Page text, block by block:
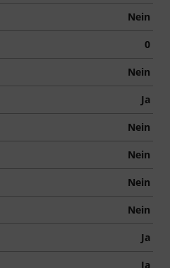
Nein
0
Nein
Ja
Nein
Nein
Nein
Nein
Ja
Ja